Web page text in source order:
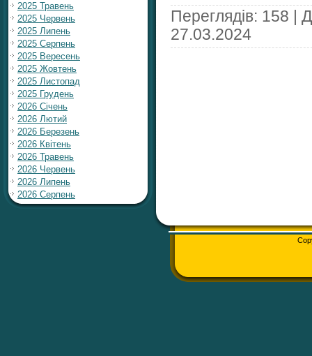
2025 Травень
2025 Червень
2025 Липень
2025 Серпень
2025 Вересень
2025 Жовтень
2025 Листопад
2025 Грудень
2026 Січень
2026 Лютий
2026 Березень
2026 Квітень
2026 Травень
2026 Червень
2026 Липень
2026 Серпень
Переглядів: 158 |
27.03.2024